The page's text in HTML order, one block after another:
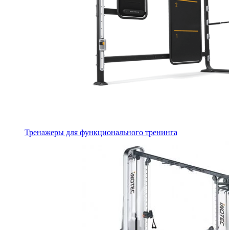
Тренажеры для функционального тренинга